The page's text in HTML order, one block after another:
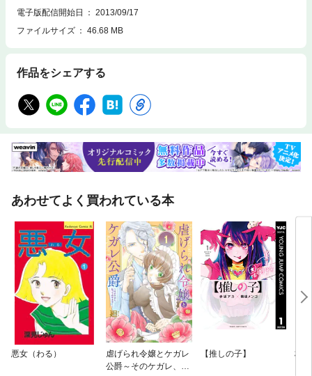
電子版配信開始日
2013/09/17
ファイルサイズ
46.68 MB
作品をシェアする
あわせてよく買われている本
悪女（わる）
虐げられ令嬢とケガレ
公爵～そのケガレ、払
【推しの子】
柊